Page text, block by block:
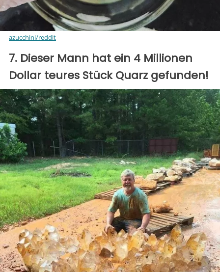
azucchini/reddit
7. Dieser Mann hat ein 4 Millionen
Dollar teures Stück Quarz gefunden!